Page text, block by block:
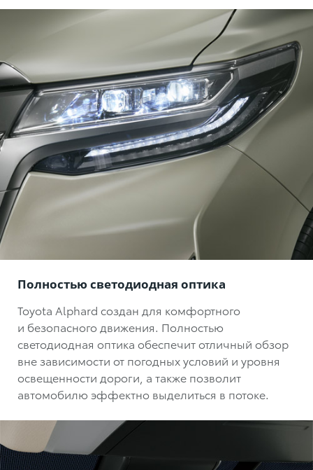
Полностью светодиодная оптика
Toyota Alphard создан для комфортного
и безопасного движения. Полностью
светодиодная оптика обеспечит отличный обзор
вне зависимости от погодных условий и уровня
освещенности дороги, а также позволит
автомобилю эффектно выделиться в потоке.